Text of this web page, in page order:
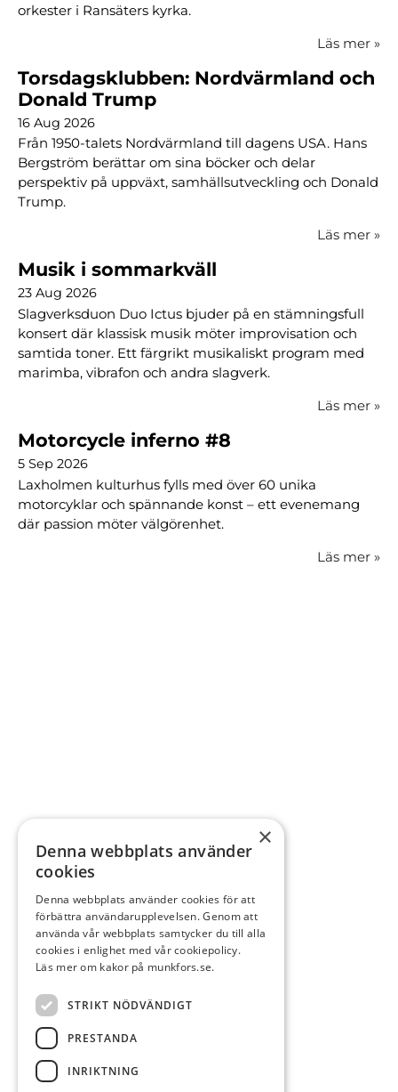
orkester i Ransäters kyrka.
Läs mer »
Torsdagsklubben: Nordvärmland och
Donald Trump
16 Aug 2026
Från 1950-talets Nordvärmland till dagens USA. Hans
Bergström berättar om sina böcker och delar
perspektiv på uppväxt, samhällsutveckling och Donald
Trump.
Läs mer »
Musik i sommarkväll
23 Aug 2026
Slagverksduon Duo Ictus bjuder på en stämningsfull
konsert där klassisk musik möter improvisation och
samtida toner. Ett färgrikt musikaliskt program med
marimba, vibrafon och andra slagverk.
Läs mer »
Motorcycle inferno #8
5 Sep 2026
Laxholmen kulturhus fylls med över 60 unika
motorcyklar och spännande konst – ett evenemang
där passion möter välgörenhet.
Läs mer »
×
Denna webbplats använder
cookies
Denna webbplats använder cookies för att
förbättra användarupplevelsen. Genom att
använda vår webbplats samtycker du till alla
cookies i enlighet med vår cookiepolicy.
Läs mer om kakor på munkfors.se.
STRIKT NÖDVÄNDIGT
PRESTANDA
INRIKTNING